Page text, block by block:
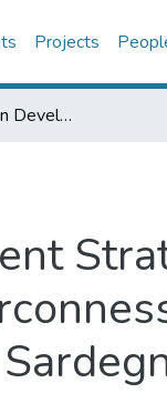
Projects
Tourism Destination Development Strategies. Nuovi trends: Risorse locali & viaggiatori interconnessi. Sperimentazione del STC Model nel Nord-Ovest Sardegna